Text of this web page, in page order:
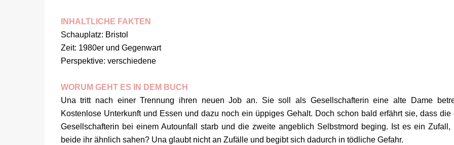
INHALTLICHE FAKTEN
Schauplatz: Bristol
Zeit: 1980er und Gegenwart
Perspektive: verschiedene
WORUM GEHT ES IN DEM BUCH
Una tritt nach einer Trennung ihren neuen Job an. Sie soll als Gesellschafterin eine alte Dame
Kostenlose Unterkunft und Essen und dazu noch ein üppiges Gehalt. Doch schon bald erfährt sie, dass die
Gesellschafterin bei einem Autounfall starb und die zweite angeblich Selbstmord beging. Ist es ein Zufall,
beide ihr ähnlich sahen? Una glaubt nicht an Zufälle und begibt sich dadurch in tödliche Gefahr.